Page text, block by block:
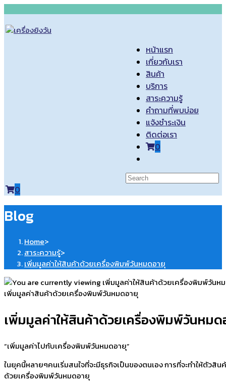
content
หน้าแรก
เกี่ยวกับเรา
สินค้า
บริการ
สาระความรู้
คำถามที่พบบ่อย
แจ้งชำระเงิน
ติดต่อเรา
0
website
search
0
Blog
Home>
สาระความรู้>
เพิ่มมูลค่าให้สินค้าด้วยเครื่องพิมพ์วันหมดอายุ
เพิ่มมูลค่าสินค้าด้วยเครื่องพิมพ์วันหมดอายุ
เพิ่มมูลค่าให้สินค้าด้วยเครื่องพิมพ์วันหมด
“เพิ่มมูลค่าไปกับเครื่องพิมพ์วันหมดอายุ”
ในยุคนี้หลายๆคนเริ่มสนใจที่จะมีธุรกิจเป็นของตนเอง การที่จะทำให้ตัว
ด้วยเครื่องพิมพ์วันหมดอายุ